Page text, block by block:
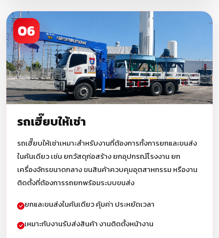
06
รถเฮี๊ยบให้เช่า
รถเฮี๊ยบให้เช่าเหมาะสำหรับงานที่ต้องการทั้งการยกและขนส่ง
ในคันเดียว เช่น ยกวัสดุก่อสร้าง ยกอุปกรณ์โรงงาน ยก
เครื่องจักรขนาดกลาง ขนสินค้าควบคุมอุตสาหกรรม หรืองาน
ติดตั้งที่ต้องการรถยกพร้อมระบบขนส่ง
ยกและขนส่งในคันเดียว คุ้มค่า ประหยัดเวลา
เหมาะกับงานรับส่งสินค้า งานติดตั้งหน้างาน